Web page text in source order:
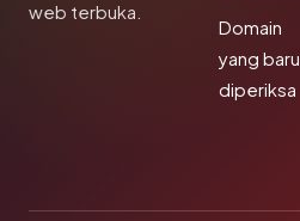
web terbuka.
Domain
yang baru
diperiksa